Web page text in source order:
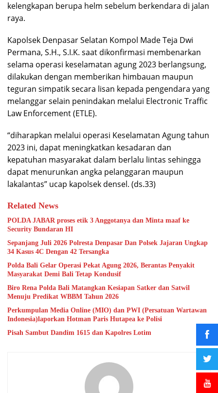
kelengkapan berupa helm sebelum berkendara di jalan
raya.
Kapolsek Denpasar Selatan Kompol Made Teja Dwi
Permana, S.H., S.I.K. saat dikonfirmasi membenarkan
selama operasi keselamatan agung 2023 berlangsung,
dilakukan dengan memberikan himbauan maupun
teguran simpatik secara lisan kepada pengendara yang
melanggar selain penindakan melalui Electronic Traffic
Law Enforcement (ETLE).
“diharapkan melalui operasi Keselamatan Agung tahun
2023 ini, dapat meningkatkan kesadaran dan
kepatuhan masyarakat dalam berlalu lintas sehingga
dapat menurunkan angka pelanggaran maupun
lakalantas” ucap kapolsek densel. (ds.33)
Related News
POLDA JABAR proses etik 3 Anggotanya dan Minta maaf ke
Security Bundaran HI
Sepanjang Juli 2026 Polresta Denpasar Dan Polsek Jajaran Ungkap
34 Kasus 4C Dengan 42 Tersangka
Polda Bali Gelar Operasi Pekat Agung 2026, Berantas Penyakit
Masyarakat Demi Bali Tetap Kondusif
Biro Rena Polda Bali Matangkan Kesiapan Satker dan Satwil
Menuju Predikat WBBM Tahun 2026
Perkumpulan Media Online (MIO) dan PWI (Persatuan Wartawan
Indonesia)laporkan Hotman Paris Hutapea ke Polisi
Pisah Sambut Dandim 1615 dan Kapolres Lotim